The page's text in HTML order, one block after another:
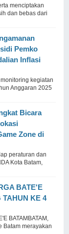
menciptakan
dan bebas dari
Pemko
Inflasi
kegiatan
Anggaran 2025
Bicara
Zone di
peraturan dan
Kota Batam,
BATE'E
TAHUN KE 4
BATAMBATAM,
Batam merayakan